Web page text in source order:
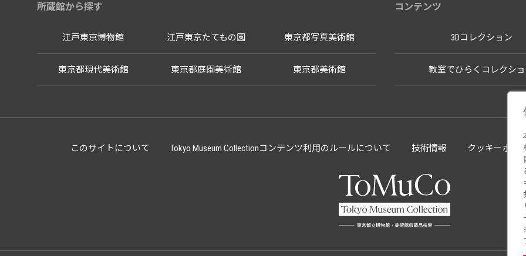
所蔵館から探す
江戸東京博物館 江戸東京たてもの園 東京都写真美術館
東京都現代美術館 東京都庭園美術館 東京都美術館
コンテンツ
3Dコレクション
教室でひらくコレクシ
このサイトについて Tokyo Museum Collectionコンテンツ利用のルールについて 技術情報 クッキーポリ